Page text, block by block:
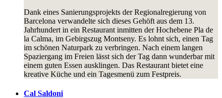
Dank eines Sanierungsprojekts der Regionalregierung von
Barcelona verwandelte sich dieses Gehöft aus dem 13.
Jahrhundert in ein Restaurant inmitten der Hochebene Pla de
la Calma, im Gebirgszug Montseny. Es lohnt sich, einen Tag
im schönen Naturpark zu verbringen. Nach einem langen
Spaziergang im Freien lässt sich der Tag dann wunderbar mit
einem guten Essen ausklingen. Das Restaurant bietet eine
kreative Küche und ein Tagesmenü zum Festpreis.
Cal Saldoni